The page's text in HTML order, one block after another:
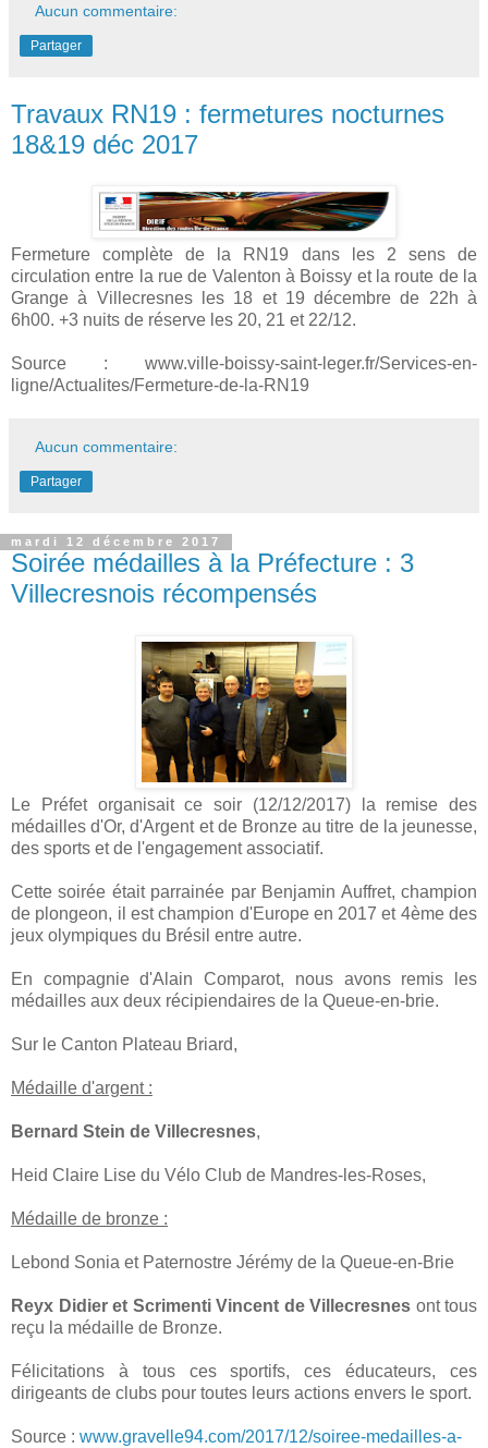
Aucun commentaire:
Partager
Travaux RN19 : fermetures nocturnes
18&19 déc 2017
Fermeture complète de la RN19 dans les 2 sens de
circulation entre la rue de Valenton à Boissy et la route de la
Grange à Villecresnes les 18 et 19 décembre de 22h à
6h00. +3 nuits de réserve les 20, 21 et 22/12.
Source : www.ville-boissy-saint-leger.fr/Services-en-
ligne/Actualites/Fermeture-de-la-RN19
Aucun commentaire:
Partager
mardi 12 décembre 2017
Soirée médailles à la Préfecture : 3
Villecresnois récompensés
Le Préfet organisait ce soir (12/12/2017) la remise des
médailles d'Or, d'Argent et de Bronze au titre de la jeunesse,
des sports et de l'engagement associatif.
Cette soirée était parrainée par Benjamin Auffret, champion
de plongeon, il est champion d'Europe en 2017 et 4ème des
jeux olympiques du Brésil entre autre.
En compagnie d'Alain Comparot, nous avons remis les
médailles aux deux récipiendaires de la Queue-en-brie.
Sur le Canton Plateau Briard,
Médaille d'argent :
Bernard Stein de Villecresnes,
Heid Claire Lise du Vélo Club de Mandres-les-Roses,
Médaille de bronze :
Lebond Sonia et Paternostre Jérémy de la Queue-en-Brie
Reyx Didier et Scrimenti Vincent de Villecresnes ont tous
reçu la médaille de Bronze.
Félicitations à tous ces sportifs, ces éducateurs, ces
dirigeants de clubs pour toutes leurs actions envers le sport.
Source : www.gravelle94.com/2017/12/soiree-medailles-a-